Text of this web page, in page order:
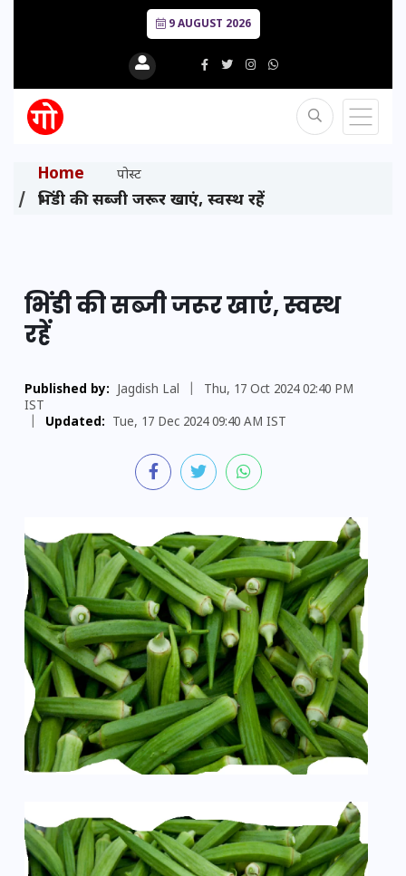
9 AUGUST 2026
Home पोस्ट
भिंडी की सब्जी जरूर खाएं, स्वस्थ रहें
भिंडी की सब्जी जरूर खाएं, स्वस्थ
रहें
Published by: Jagdish Lal
Thu, 17 Oct 2024 02:40 PM
IST
Updated: Tue, 17 Dec 2024 09:40 AM IST